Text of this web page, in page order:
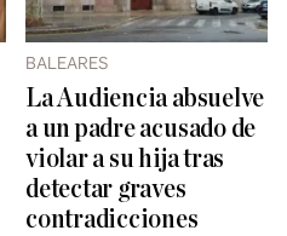
BALEARES
La Audiencia absuelve
a un padre acusado de
violar a su hija tras
detectar graves
contradicciones